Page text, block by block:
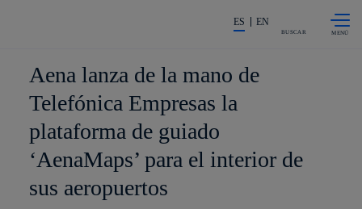
La acción en accionistas e
ES EN
BUSCAR
Aena lanza de la mano de
Telefónica Empresas la
plataforma de guiado
‘AenaMaps’ para el interior de
sus aeropuertos